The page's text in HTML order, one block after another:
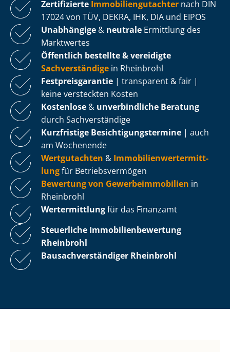
Zertifizierte Im­mo­bi­li­en­gut­ach­ter nach DIN
17024 von TÜV, DEKRA, IHK, DIA und EIPOS
Unabhängige & neutrale Ermittlung des
Marktwertes
Öffentlich bestellte & vereidigte
Sachverständige in Rheinbrohl
Fest­preis­ga­ran­tie | transparent & fair |
keine versteckten Kosten
Kostenlose & unverbindliche Beratung
durch Sachverständige
Kurzfristige Be­sich­ti­gungs­ter­mi­ne | auch
am Wochenende
Wertgutachten & Im­mo­bi­li­en­wert­ermitt­
lungfür Be­triebs­ver­mö­gen
Bewertung von Ge­wer­be­im­mo­bi­li­en in
Rheinbrohl
Wertermittlungfür das Finanzamt
Steuerliche Im­mo­bi­li­en­be­wer­tung
Rheinbrohl
Bau­sach­ver­stän­di­ger Rheinbrohl